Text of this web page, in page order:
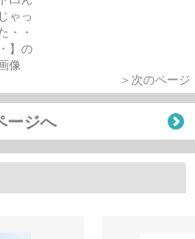
＞次のページ
ージへ